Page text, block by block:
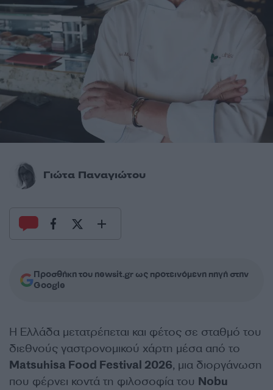
Γιώτα Παναγιώτου
Προσθήκη του newsit.gr ως προτεινόμενη πηγή στην
Google
Η Ελλάδα μετατρέπεται και φέτος σε σταθμό του
διεθνούς γαστρονομικού χάρτη μέσα από το
Matsuhisa Food Festival 2026, μια διοργάνωση
που φέρνει κοντά τη φιλοσοφία του Nobu